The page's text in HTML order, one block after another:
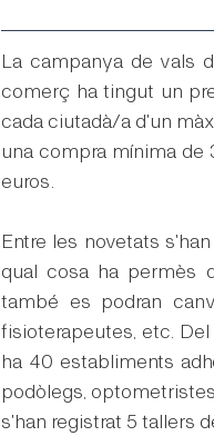
La campanya de vals
comerç ha tingut un
cada ciutadà/a d'un
una compra mínima
euros.
Entre les novetats
qual cosa ha permès
també es podran
fisioterapeutes, etc.
ha 40 establiments
podòlegs,
s'han registrat 5 tallers